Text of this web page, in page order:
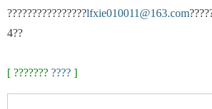
????????????????lfxie010011@163.com
4??
[ ??????? ???? ]